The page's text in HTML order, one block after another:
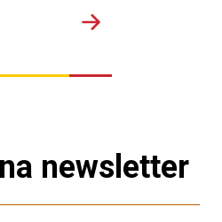
newsletter